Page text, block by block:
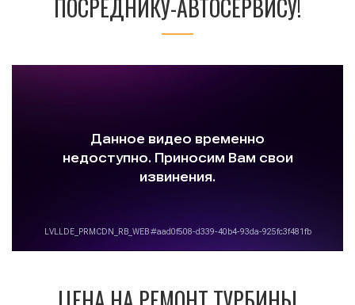
ПОСРЕДНИКУ-АВТОСЕРВИСУ!